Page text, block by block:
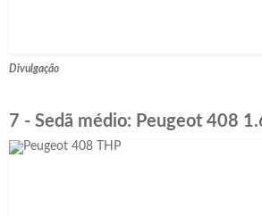
Divulgação
7 - Sedã médio: Peugeot 408